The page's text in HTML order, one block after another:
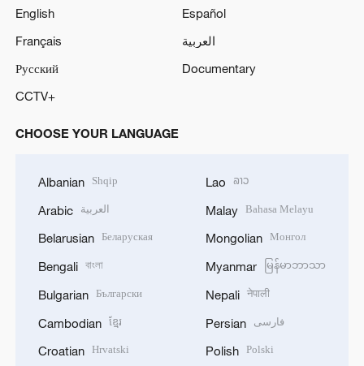
English
Español
Français
العربية
Русский
Documentary
CCTV+
CHOOSE YOUR LANGUAGE
Albanian Shqip
Arabic العربية
Belarusian Беларуская
Bengali বাংলা
Bulgarian Български
Cambodian ខ្មែរ
Croatian Hrvatski
Lao ລາວ
Malay Bahasa Melayu
Mongolian Монгол
Myanmar မြန်မာဘာသာ
Nepali नेपाली
Persian فارسی
Polish Polski